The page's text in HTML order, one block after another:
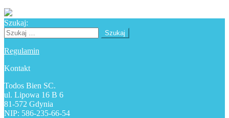
Szukaj:
Szukaj:
Regulamin
Kontakt
Todos Bien SC.
ul. Lipowa 16 B 6
81-572 Gdynia
NIP: 586-235-66-54